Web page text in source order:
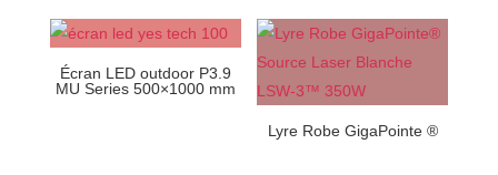
Écran LED outdoor P3.9
MU Series 500×1000 mm
Lyre Robe GigaPointe ®